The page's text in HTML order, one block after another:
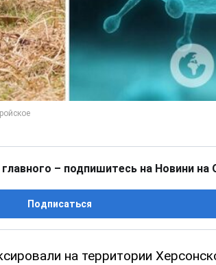
– подпишитесь на Новини на
Подписаться
на территории